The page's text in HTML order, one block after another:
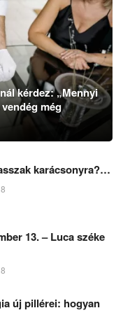
kérdez: „Mennyi
még
karácsonyra?…
13. – Luca széke
új pillérei: hogyan